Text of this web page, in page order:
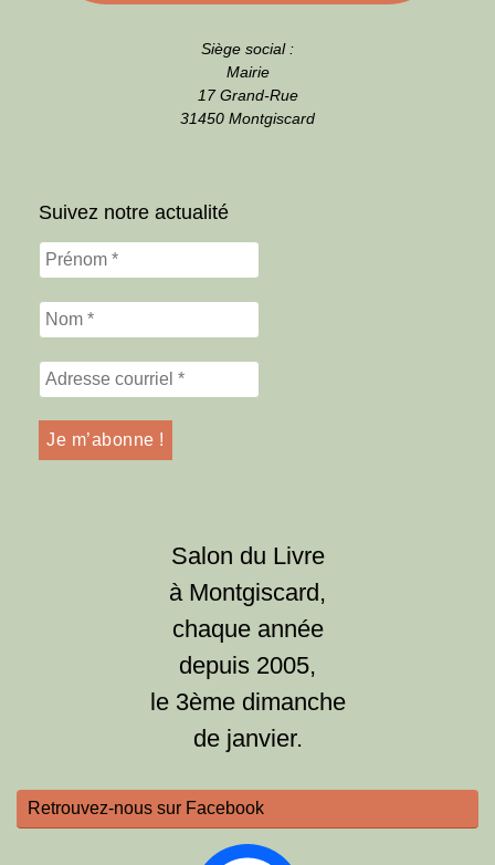
Siège social :
Mairie
17 Grand-Rue
31450 Montgiscard
Suivez notre actualité
Salon du Livre
à Montgiscard,
chaque année
depuis 2005,
le 3ème dimanche
de janvier.
Retrouvez-nous sur Facebook